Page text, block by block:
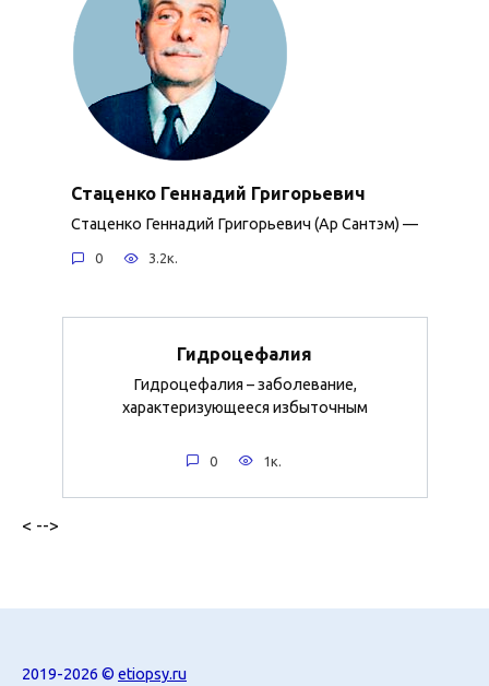
Стаценко Геннадий Григорьевич
Стаценко Геннадий Григорьевич (Ар Сантэм) —
0 3.2к.
Гидроцефалия
Гидроцефалия – заболевание,
характеризующееся избыточным
0 1к.
< -->
2019-2026 © etiopsy.ru